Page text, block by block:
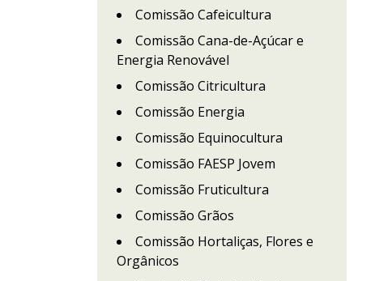
Comissão Cafeicultura
Comissão Cana-de-Açúcar e
Energia Renovável
Comissão Citricultura
Comissão Energia
Comissão Equinocultura
Comissão FAESP Jovem
Comissão Fruticultura
Comissão Grãos
Comissão Hortaliças, Flores e
Orgânicos